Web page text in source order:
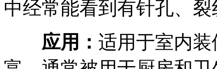
中经常能看到有针孔、
应用： 适用于室内